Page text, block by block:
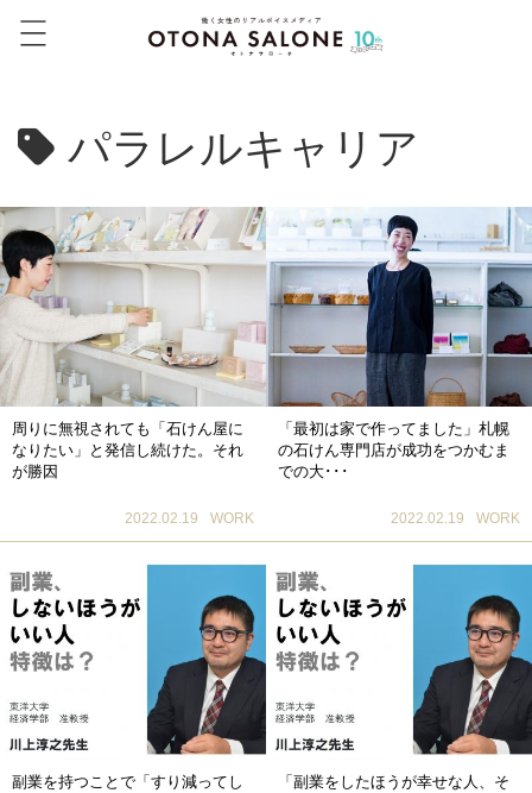
パラレルキャリア
周りに無視されても「石けん屋に
なりたい」と発信し続けた。それ
が勝因
2022.02.19 WORK
「最初は家で作ってました」札幌
の石けん専門店が成功をつかむま
での大･･･
2022.02.19 WORK
副業を持つことで「すり減ってし
「副業をしたほうが幸せな人、そ